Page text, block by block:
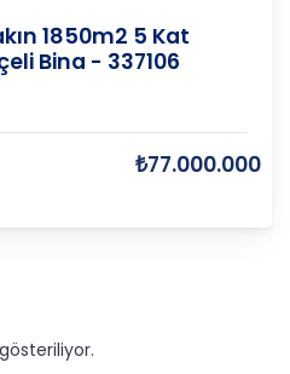
1850m2 5 Kat
Bina - 337106
₺77.000.000